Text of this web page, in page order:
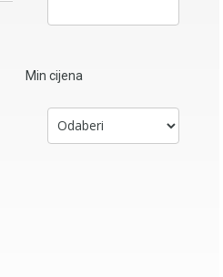
Min cijena